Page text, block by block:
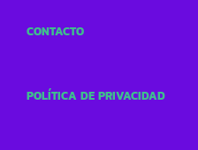
CONTACTO
POLÍTICA DE PRIVACIDAD